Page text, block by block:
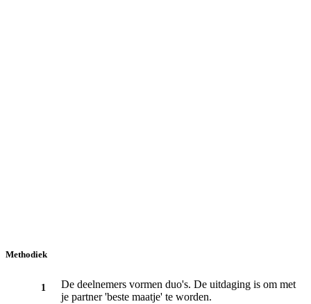
Methodiek
De deelnemers vormen duo's. De uitdaging is om met
je partner 'beste maatje' te worden.